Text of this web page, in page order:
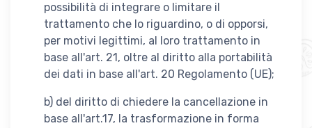
possibilità di integrare o limitare il
trattamento che lo riguardino, o di opporsi,
per motivi legittimi, al loro trattamento in
base all'art. 21, oltre al diritto alla portabilità
dei dati in base all'art. 20 Regolamento (UE);
b) del diritto di chiedere la cancellazione in
base all'art.17, la trasformazione in forma